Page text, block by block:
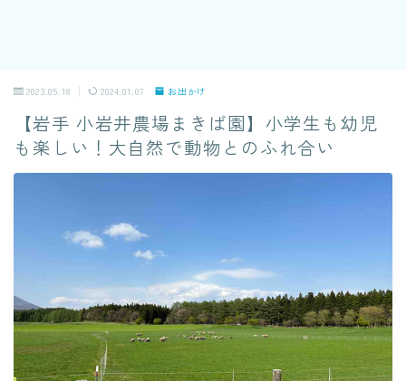
2023.05.18 2024.01.07 お出かけ
【岩手 小岩井農場まきば園】小学生も幼児
も楽しい！大自然で動物とのふれ合い